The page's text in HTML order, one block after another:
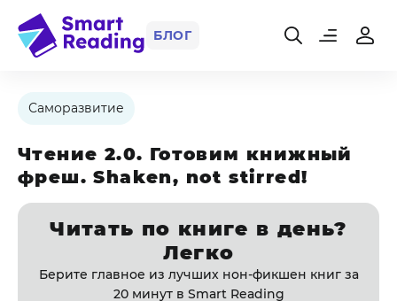
БЛОГ
Саморазвитие
Чтение 2.0. Готовим книжный
фреш. Shaken, not stirred!
Читать по книге в день?
Легко
Берите главное из лучших нон-фикшен книг за
20 минут в Smart Reading